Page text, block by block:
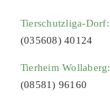
Tierschutzliga-Dorf:
(035608) 40124
Tierheim Wollaberg:
(08581) 96160